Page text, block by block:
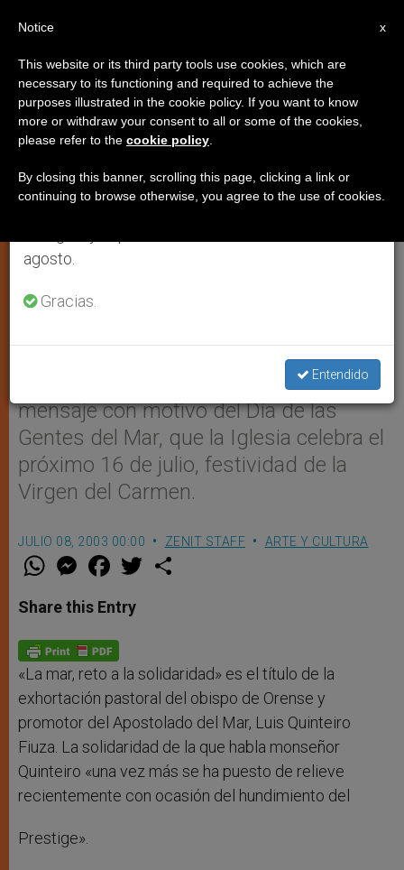
El Día del Apostolado del Mar,
«Un reto a la solidaridad»
VERITAS).- Los marineros, mercantes,
pescadores y demás trabajadores que
viven directamente del mar han de
solidaridad». Así lo creen los obispos
españoles, que acaban de publicar un
mensaje con motivo del Día de las
Gentes del Mar, que la Iglesia celebra el
próximo 16 de julio, festividad de la
Virgen del Carmen.
JULIO 08, 2003 00:00 ZENIT STAFF ARTE Y CULTURA
W
t
s
p
p
M
e
s
e
g
e
r
F
a
e
b
o
k
w
Share this Entry
«La mar, reto a la solidaridad» es el título de la
exhortación pastoral del obispo de Orense y
promotor del Apostolado del Mar, Luis Quinteiro
Fiuza. La solidaridad de la que habla monseñor
Quinteiro «una vez más se ha puesto de relieve
recientemente con ocasión del hundimiento del
Prestige».
×
Aviso importante
Del 27 de julio al 7 de agosto haremos la pausa
anual, aprovechando que en el periodo de verano
se generan menos informaciones y también el
agosto.
Gracias.
Entendido
x
Notice
This website or its third party tools use cookies, which are
necessary to its functioning and required to achieve the
purposes illustrated in the cookie policy. If you want to know
more or withdraw your consent to all or some of the cookies,
please refer to the cookie policy
By closing this banner, scrolling this page, clicking a link or
continuing to browse otherwise, you agree to the use of cookies.